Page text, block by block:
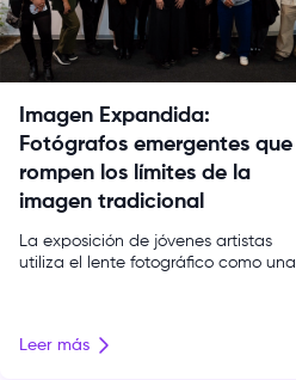
Imagen Expandida:
Fotógrafos emergentes que
rompen los límites de la
imagen tradicional
La exposición de jóvenes artistas
utiliza el lente fotográfico como una
un momento de expansión. Ya no se
Leer más